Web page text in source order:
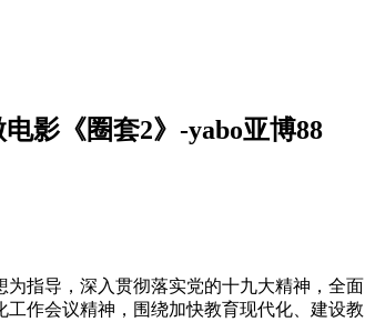
影《圈套2》-yabo亚博88
为指导，深入贯彻落实党的十九大精神，全面
作会议精神，围绕加快教育现代化、建设教